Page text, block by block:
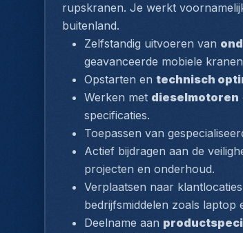
rupskranen. Je werkt
buitenland.
Zelfstandig uitvoeren van
geavanceerde mobiele
Opstarten en technisch
Werken met dieselmotoren
specificaties.
Toepassen van
Actief bijdragen aan de
projecten en onderhoud.
Verplaatsen naar
bedrijfsmiddelen zoals laptop
Deelname aan